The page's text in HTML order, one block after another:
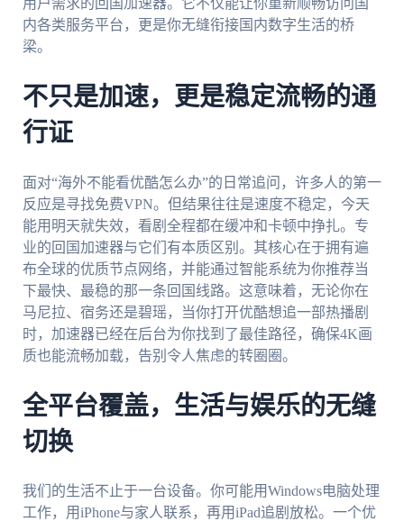
用户需求的回国加速器。它不仅能让你重新顺畅访问国
内各类服务平台，更是你无缝衔接国内数字生活的桥
梁。
不只是加速，更是稳定流畅的通
行证
面对“海外不能看优酷怎么办”的日常追问，许多人的第一
反应是寻找免费VPN。但结果往往是速度不稳定，今天
能用明天就失效，看剧全程都在缓冲和卡顿中挣扎。专
业的回国加速器与它们有本质区别。其核心在于拥有遍
布全球的优质节点网络，并能通过智能系统为你推荐当
下最快、最稳的那一条回国线路。这意味着，无论你在
马尼拉、宿务还是碧瑶，当你打开优酷想追一部热播剧
时，加速器已经在后台为你找到了最佳路径，确保4K画
质也能流畅加载，告别令人焦虑的转圈圈。
全平台覆盖，生活与娱乐的无缝
切换
我们的生活不止于一台设备。你可能用Windows电脑处理
工作，用iPhone与家人联系，再用iPad追剧放松。一个优